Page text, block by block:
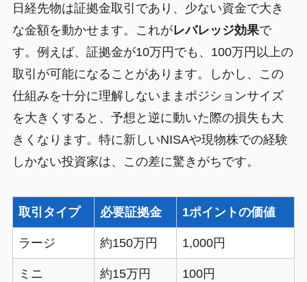
日経先物は証拠金取引であり、少ない資金で大き
な金額を動かせます。これがレバレッジ効果で
す。例えば、証拠金が10万円でも、100万円以上の
取引が可能になることがあります。しかし、この
仕組みを十分に理解しないままポジションサイズ
を大きくすると、予想と逆に動いた際の損失も大
きくなります。特に新しいNISAや現物株での経験
しかない投資家は、この差に驚きがちです。
取引タイプ 必要証拠金 1ポイントの価値
ラージ 約150万円 1,000円
ミニ 約15万円 100円